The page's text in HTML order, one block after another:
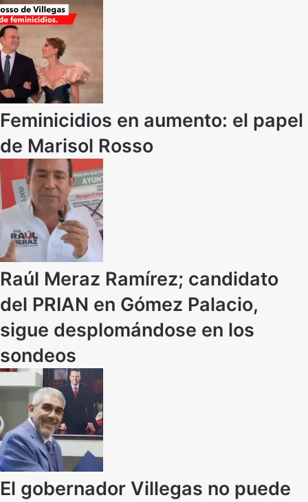
Feminicidios en aumento: el papel
de Marisol Rosso
Raúl Meraz Ramírez; candidato
del PRIAN en Gómez Palacio,
sigue desplomándose en los
sondeos
El gobernador Villegas no puede